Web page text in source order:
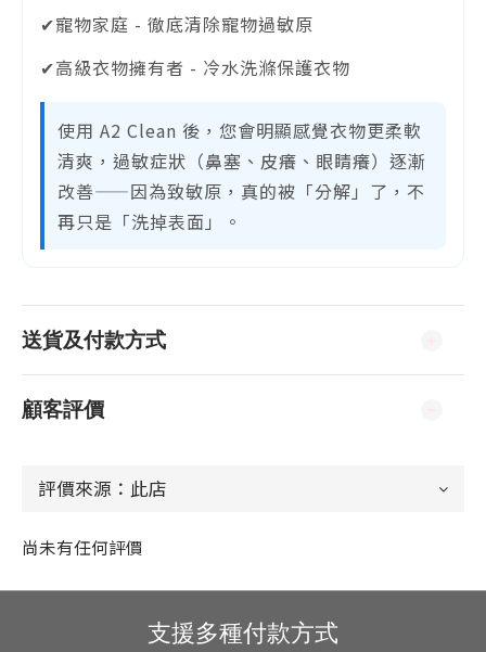
✔寵物家庭 - 徹底清除寵物過敏原
✔高級衣物擁有者 - 冷水洗滌保護衣物
使用 A2 Clean 後，您會明顯感覺衣物更柔軟
清爽，過敏症狀（鼻塞、皮癢、眼睛癢）逐漸
改善——因為致敏原，真的被「分解」了，不
再只是「洗掉表面」。
送貨及付款方式
顧客評價
尚未有任何評價
支援多種付款方式